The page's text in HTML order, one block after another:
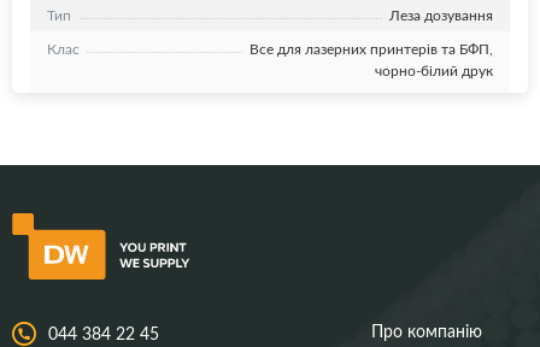
Тип
Леза дозування
Клас
Все для лазерних принтерів та БФП,
чорно-білий друк
044 384 22 45
Про компанію